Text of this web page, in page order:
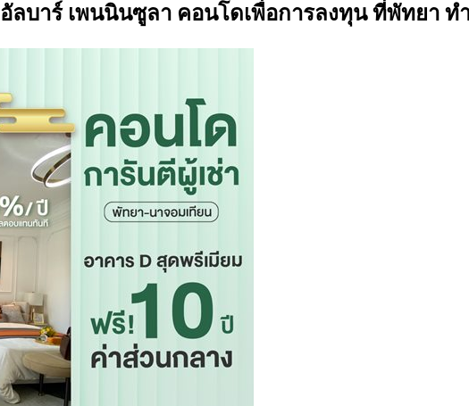
ลบาร์ เพนนินซูลา คอนโดเพื่อการลงทุน ที่พัทยา ท